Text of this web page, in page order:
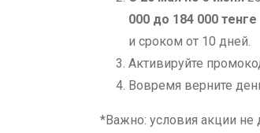
000 до 184 000 тенге
и сроком от 10 дней.
Активируйте
Вовремя верните
*Важно: условия акции не